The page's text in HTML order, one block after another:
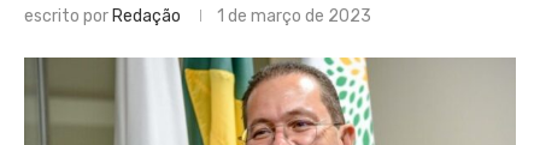
escrito por Redação 1 de março de 2023